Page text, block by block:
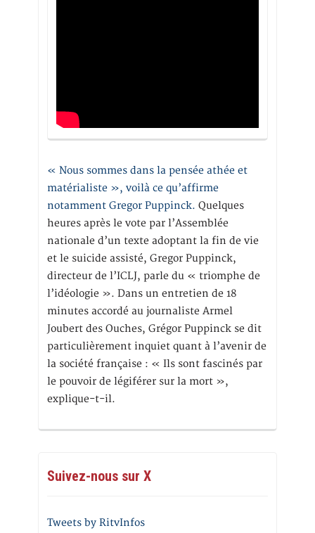
« Nous sommes dans la pensée athée et
matérialiste », voilà ce qu’affirme
notamment Gregor Puppinck. Quelques
heures après le vote par l’Assemblée
nationale d’un texte adoptant la fin de vie
et le suicide assisté, Gregor Puppinck,
directeur de l’ICLJ, parle du « triomphe de
l’idéologie ». Dans un entretien de 18
minutes accordé au journaliste Armel
Joubert des Ouches, Grégor Puppinck se dit
particulièrement inquiet quant à l’avenir de
la société française : « Ils sont fascinés par
le pouvoir de légiférer sur la mort »,
explique-t-il.
Suivez-nous sur X
Tweets by RitvInfos